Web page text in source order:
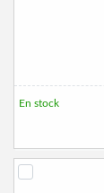
En stock